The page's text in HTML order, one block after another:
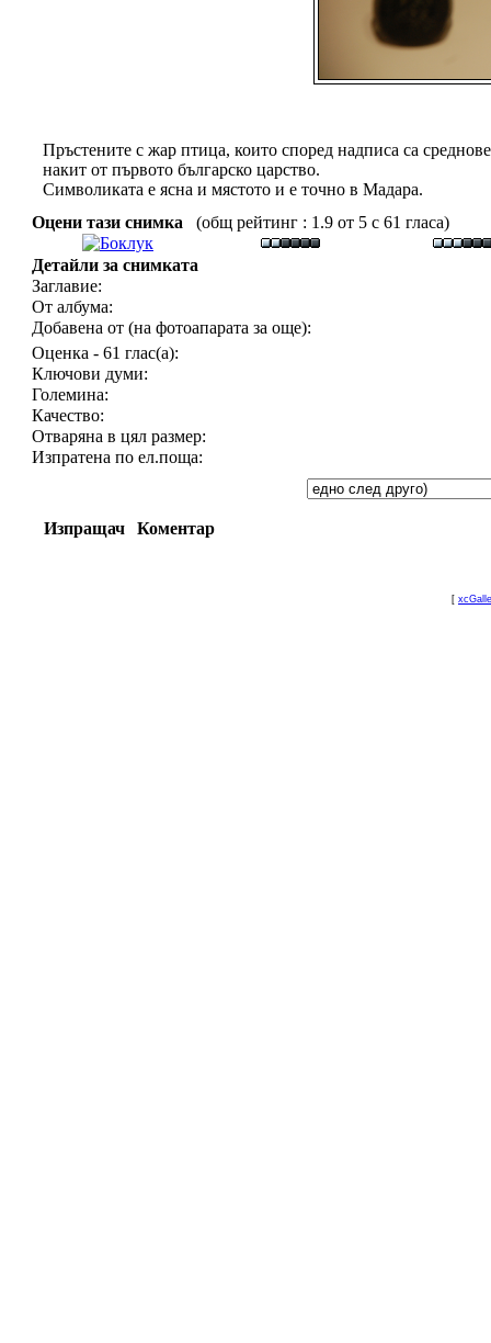
Пръстените с жар птица, които според надписа са
накит от първото българско царство.
Символиката е ясна и мястото и е точно в Мадара.
Оцени тази снимка
(общ рейтинг : 1.9 от 5 с 61 гласа)
Детайли за снимката
Заглавие:
От албума:
Добавена от (на фотоапарата за още):
Оценка - 61 глас(а):
Ключови думи:
Големина:
Качество:
Отваряна в цял размер:
Изпратена по ел.поща:
Изпращач Коментар
[